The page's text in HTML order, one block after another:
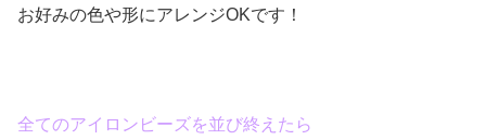
お好みの色や形にアレンジOKです！
全てのアイロンビーズを並び終えたら